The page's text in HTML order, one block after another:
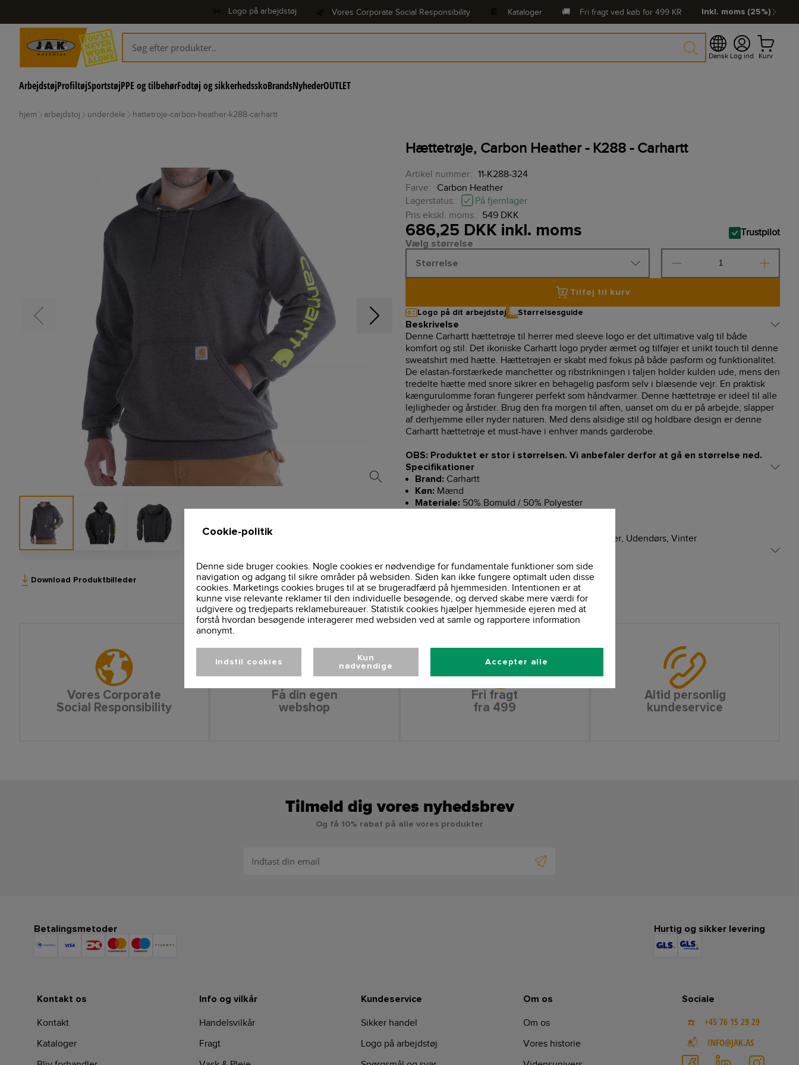
Logo på arbejdstøj Vores Corporate Social Responsibility Kataloger 🚚 Fri fragt ved køb for 499 KR Inkl. moms (25%)
Dansk Log ind Kurv
ArbejdstøjProfiltøjSportstøjPPE og tilbehørFodtøj og sikkerhedsskoBrandsNyhederOUTLET
hjem arbejdstoj underdele hattetroje-carbon-heather-k288-carhartt
Cookie-politik
Denne side bruger cookies. Nogle cookies er nødvendige for fundamentale funktioner som side
navigation og adgang til sikre områder på websiden. Siden kan ikke fungere optimalt uden disse
cookies. Marketings cookies bruges til at se brugeradfærd på hjemmesiden. Intentionen er at
kunne vise relevante reklamer til den individuelle besøgende, og derved skabe mere værdi for
udgivere og tredjeparts reklamebureauer. Statistik cookies hjælper hjemmeside ejeren med at
forstå hvordan besøgende interagerer med websiden ved at samle og rapportere information
anonymt.
Indstil cookies
Kun
nødvendige
Accepter alle
Download Produktbilleder
Hættetrøje, Carbon Heather - K288 - Carhartt
Artikel nummer:
11-K288-324
Farve:
Carbon Heather
Lagerstatus:
På fjernlager
Pris ekskl. moms:
549 DKK
686,25 DKK inkl. moms Trustpilot
Vælg størrelse
Størrelse
Tilføj til kurv
Logo på dit arbejdstøj Størrelsesguide
Beskrivelse
Denne Carhartt hættetrøje til herrer med sleeve logo er det ultimative valg til både
komfort og stil. Det ikoniske Carhartt logo pryder ærmet og tilføjer et unikt touch til denne
sweatshirt med hætte. Hættetrøjen er skabt med fokus på både pasform og funktionalitet.
De elastan-forstærkede manchetter og ribstrikningen i taljen holder kulden ude, mens den
tredelte hætte med snore sikrer en behagelig pasform selv i blæsende vejr. En praktisk
kængurulomme foran fungerer perfekt som håndvarmer. Denne hættetrøje er ideel til alle
lejligheder og årstider. Brug den fra morgen til aften, uanset om du er på arbejde, slapper
af derhjemme eller nyder naturen. Med dens alsidige stil og holdbare design er denne
Carhartt hættetrøje et must-have i enhver mands garderobe.
OBS: Produktet er stor i størrelsen. Vi anbefaler derfor at gå en størrelse ned.
Specifikationer
Brand: Carhartt
Køn: Mænd
Materiale: 50% Bomuld / 50% Polyester
Efterår, Forår, Helårs, Indendørs, Sommer, Udendørs, Vinter
Vores Corporate
Social Responsibility
Få din egen
webshop
Fri fragt
fra 499
Altid personlig
kundeservice
Tilmeld dig vores nyhedsbrev
Og få 10% rabat på alle vores produkter
Betalingsmetoder Hurtig og sikker levering
Kontakt os
Kontakt
Kataloger
Info og vilkår
Handelsvilkår
Fragt
Kundeservice
Sikker handel
Logo på arbejdstøj
Om os
Om os
Vores historie
Sociale
☎️ +45 76 15 29 29
📬 INFO@JAK.AS